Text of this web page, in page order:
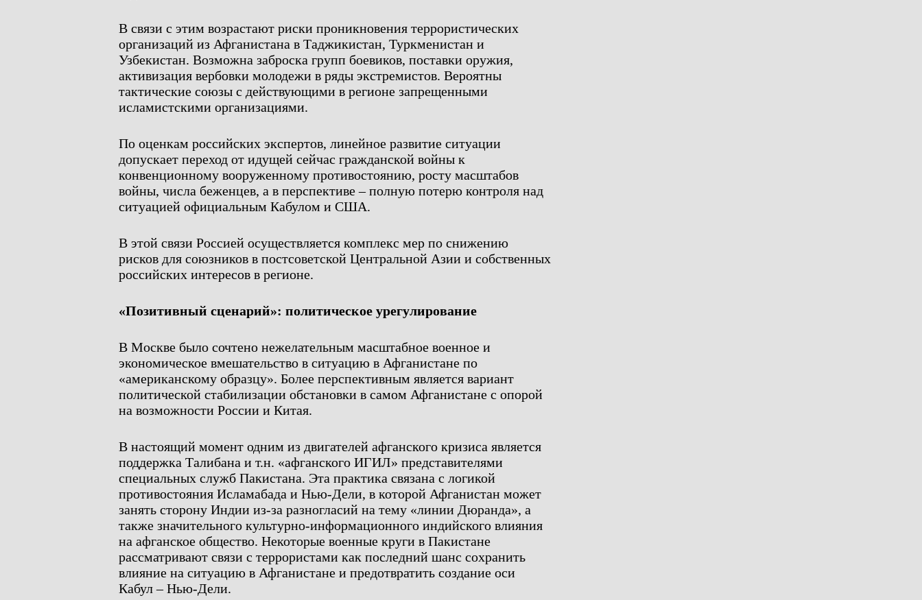
В связи с этим возрастают риски проникновения террористических
организаций из Афганистана в Таджикистан, Туркменистан и
Узбекистан. Возможна заброска групп боевиков, поставки оружия,
активизация вербовки молодежи в ряды экстремистов. Вероятны
тактические союзы с действующими в регионе запрещенными
исламистскими организациями.
По оценкам российских экспертов, линейное развитие ситуации
допускает переход от идущей сейчас гражданской войны к
конвенционному вооруженному противостоянию, росту масштабов
войны, числа беженцев, а в перспективе – полную потерю контроля над
ситуацией официальным Кабулом и США.
В этой связи Россией осуществляется комплекс мер по снижению
рисков для союзников в постсоветской Центральной Азии и собственных
российских интересов в регионе.
«Позитивный сценарий»: политическое урегулирование
В Москве было сочтено нежелательным масштабное военное и
экономическое вмешательство в ситуацию в Афганистане по
«американскому образцу». Более перспективным является вариант
политической стабилизации обстановки в самом Афганистане с опорой
на возможности России и Китая.
В настоящий момент одним из двигателей афганского кризиса является
поддержка Талибана и т.н. «афганского ИГИЛ» представителями
специальных служб Пакистана. Эта практика связана с логикой
противостояния Исламабада и Нью-Дели, в которой Афганистан может
занять сторону Индии из-за разногласий на тему «линии Дюранда», а
также значительного культурно-информационного индийского влияния
на афганское общество. Некоторые военные круги в Пакистане
рассматривают связи с террористами как последний шанс сохранить
влияние на ситуацию в Афганистане и предотвратить создание оси
Кабул – Нью-Дели.